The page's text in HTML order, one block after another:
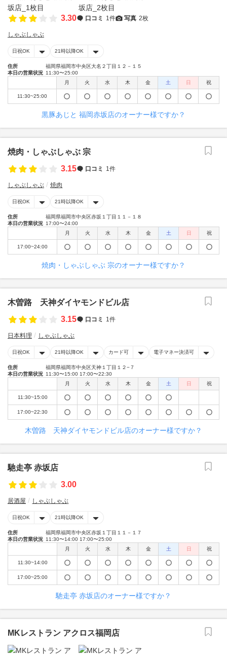
3.30 口コミ 1件 写真 2枚
しゃぶしゃぶ
日祝OK 21時以降OK
住所
福岡県福岡市中央区大名２丁目１２－１５
本日の営業状況 11:30〜25:00
月
火 水 木 金 土 日 祝
11:30~25:00
黒豚あじと 福岡赤坂店のオーナー様ですか？
焼肉・しゃぶしゃぶ 宗
3.15
口コミ 1件
しゃぶしゃぶ 焼肉
日祝OK 21時以降OK
住所
福岡県福岡市中央区赤坂１丁目１１－１８
本日の営業状況 17:00〜24:00
月
火 水 木 金 土 日 祝
17:00~24:00
焼肉・しゃぶしゃぶ 宗のオーナー様ですか？
木曽路 天神ダイヤモンドビル店
3.15
口コミ 1件
日本料理 しゃぶしゃぶ
日祝OK 21時以降OK カード可 電子マネー決済可
住所
福岡県福岡市中央区天神１丁目１２−７
本日の営業状況 11:30〜15:00 17:00〜22:30
月
火 水 木 金 土 日 祝
11:30~15:00
17:00~22:30
木曽路 天神ダイヤモンドビル店のオーナー様ですか？
馳走亭 赤坂店
3.00
居酒屋 しゃぶしゃぶ
日祝OK 21時以降OK
住所
福岡県福岡市中央区赤坂１丁目１１－１７
本日の営業状況 11:30〜14:00 17:00〜25:00
月
火 水 木 金 土 日 祝
11:30~14:00
17:00~25:00
馳走亭 赤坂店のオーナー様ですか？
MKレストラン アクロス福岡店